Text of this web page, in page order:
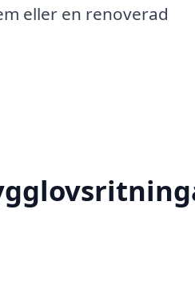
eller en renoverad